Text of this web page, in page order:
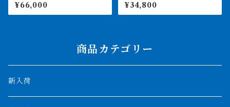
ます
¥66,000
後 ♀ 薬浴完了済み
¥34,800
商品カテゴリー
新入荷